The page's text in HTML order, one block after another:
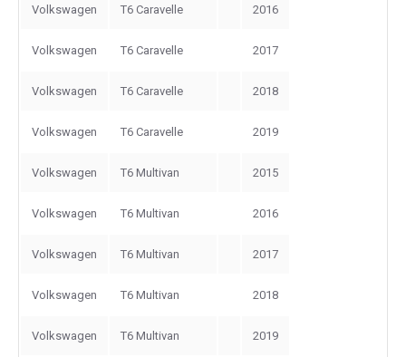
Volkswagen T6 Caravelle 2016
Volkswagen T6 Caravelle 2017
Volkswagen T6 Caravelle 2018
Volkswagen T6 Caravelle 2019
Volkswagen T6 Multivan 2015
Volkswagen T6 Multivan 2016
Volkswagen T6 Multivan 2017
Volkswagen T6 Multivan 2018
Volkswagen T6 Multivan 2019